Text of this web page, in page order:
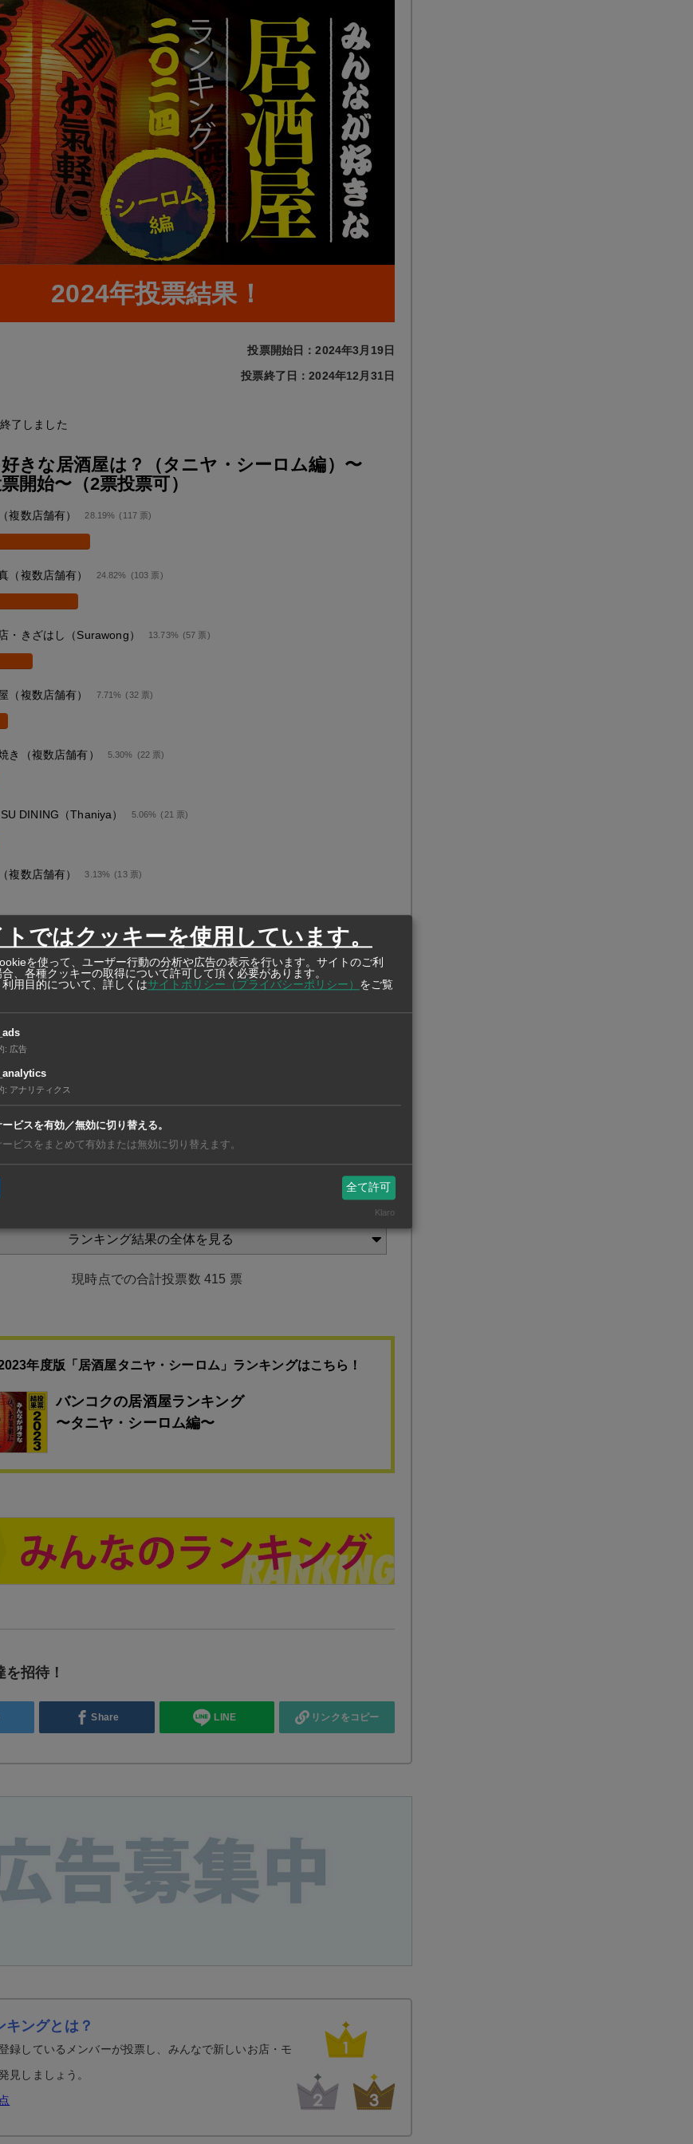
2024年投票結果！
投票開始日：2024年3月19日
投票終了日：2024年12月31日
了しました
きな居酒屋は？（タニヤ・シーロム編）〜
開始〜（2票投票可）
複数店舗有） 28.19% (117 票)
（複数店舗有） 24.82% (103 票)
・きざはし（Surawong） 13.73% (57 票)
（複数店舗有） 7.71% (32 票)
き（複数店舗有） 5.30% (22 票)
DINING（Thaniya） 5.06% (21 票)
複数店舗有） 3.13% (13 票)
Silom） 2.41% (10 票)
りき432"（複数店舗有）
山ちゃん（複数店舗有）
Surawong）
ランキング結果の全体を見る
415 票
年度版「居酒屋タニヤ・シーロム」ランキングはこちら！
バンコクの居酒屋ランキング
〜タニヤ・シーロム編〜
招待！
Share LINE リンクをコピー
キングとは？
録しているメンバーが投票し、みんなで新しいお店・モ
見しましょう。
ではクッキーを使用しています。
を使って、ユーザー行動の分析や広告の表示を行います。サイトのご利
、各種クッキーの取得について許可して頂く必要があります。
用目的について、詳しくはサイトポリシー（プライバシーポリシー） をご覧
: 広告
: アナリティクス
ビスを有効／無効に切り替える。
ービスをまとめて有効または無効に切り替えます。
全て許可
Klaro